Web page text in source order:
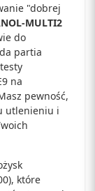
"dobrej
MULTI2
do
partia
na
pewność,
utlenieniu i
które